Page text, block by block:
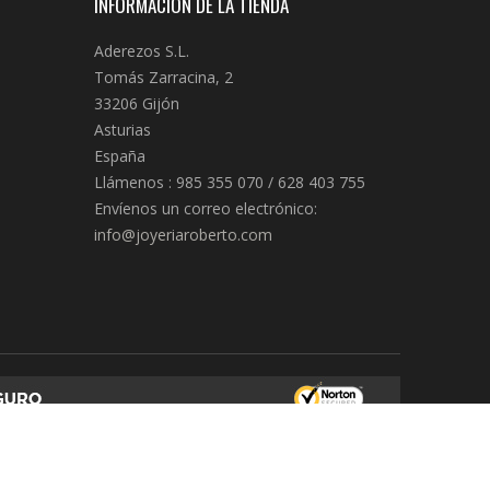
Aderezos S.L.
Tomás Zarracina, 2
33206 Gijón
Asturias
España
Llámenos : 985 355 070 / 628 403 755
Envíenos un correo electrónico:
info@joyeriaroberto.com